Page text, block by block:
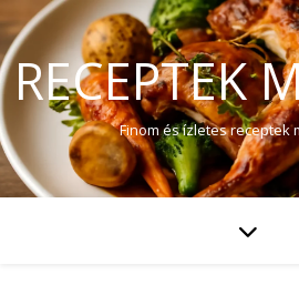
RECEPTEK
Finom és ízletes receptek